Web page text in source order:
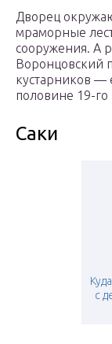
Дворец
мраморные
сооружения. А
Воронцовский
кустарников —
половине 19-го
Саки
с